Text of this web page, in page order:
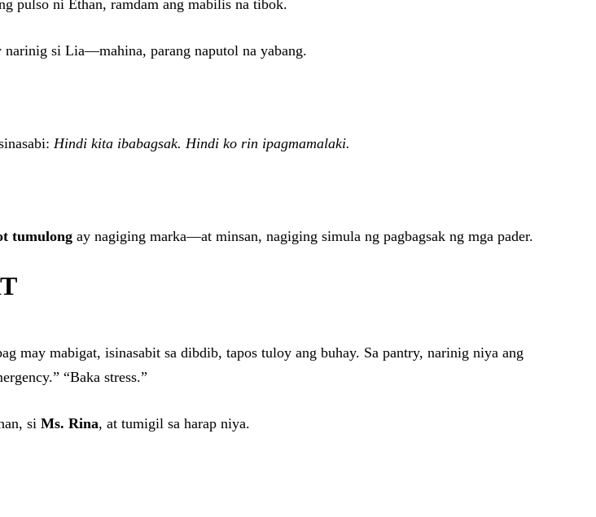
pulso ni Ethan, ramdam ang mabilis na tibok.
si Lia—mahina, parang naputol na yabang.
Hindi kita ibabagsak. Hindi ko rin ipagmamalaki.
tumulong ay nagiging marka—at minsan, nagiging simula ng pagbagsak ng mga pader.
may mabigat, isinasabit sa dibdib, tapos tuloy ang buhay. Sa pantry, narinig niya ang
“Baka stress.”
si Ms. Rina, at tumigil sa harap niya.